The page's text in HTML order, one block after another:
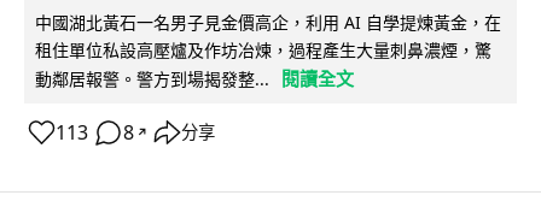
中國湖北黃石一名男子見金價高企，利用 AI 自學提煉黃金，在
租住單位私設高壓爐及作坊冶煉，過程產生大量刺鼻濃煙，驚
動鄰居報警。警方到場揭發整...
閱讀全文
113 8 ↗ 分享